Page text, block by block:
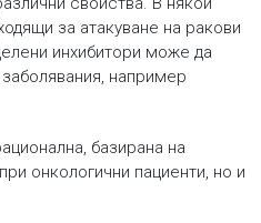
за атакуване на ракови
инхибитори може да
например
базирана на
онкологични пациенти, но и